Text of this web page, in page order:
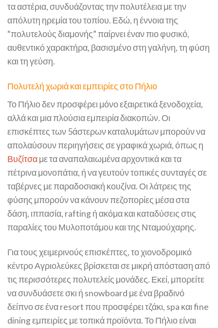
τα αστέρια, συνδυάζοντας την πολυτέλεια με την
απόλυτη ηρεμία του τοπίου. Εδώ, η έννοια της
“πολυτελούς διαμονής” παίρνει έναν πιο φυσικό,
αυθεντικό χαρακτήρα, βασισμένο στη γαλήνη, τη φύση
και τη γεύση.
Πολυτελή χωριά και εμπειρίες στο Πήλιο
Το Πήλιο δεν προσφέρει μόνο εξαιρετικά ξενοδοχεία,
αλλά και μια πλούσια εμπειρία διακοπών. Οι
επισκέπτες των 5άστερων καταλυμάτων μπορούν να
απολαύσουν περιηγήσεις σε γραφικά χωριά, όπως η
Βυζίτσαμε τα αναπαλαιωμένα αρχοντικά και τα
πέτρινα μονοπάτια, ή να γευτούν τοπικές συνταγές σε
ταβέρνες με παραδοσιακή κουζίνα. Οι λάτρεις της
φύσης μπορούν να κάνουν πεζοπορίες μέσα στα
δάση, ιππασία, rafting ή ακόμα και καταδύσεις στις
παραλίες του Μυλοποτάμου και της Νταμούχαρης.
Για τους χειμερινούς επισκέπτες, το χιονοδρομικό
κέντρο Αγριολεύκες βρίσκεται σε μικρή απόσταση από
τις περισσότερες πολυτελείς μονάδες. Εκεί, μπορείτε
να συνδυάσετε σκι ή snowboard με ένα βραδινό
δείπνο σε ένα resort που προσφέρει τζάκι, spa και fine
dining εμπειρίες με τοπικά προϊόντα. Το Πήλιο είναι